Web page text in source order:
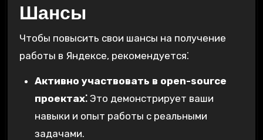
Шансы
Чтобы повысить свои шансы на получение
работы в Яндексе, рекомендуется⁚
Активно участвовать в open-source
проектах⁚Это демонстрирует ваши
навыки и опыт работы с реальными
задачами.